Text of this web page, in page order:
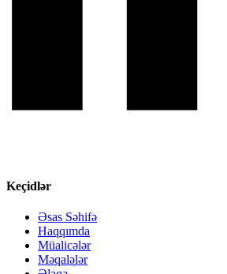
Keçidlər
Əsas Səhifə
Haqqımda
Müalicələr
Məqalələr